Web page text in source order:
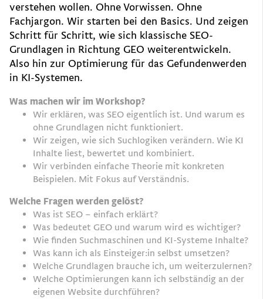
verstehen wollen. Ohne Vorwissen. Ohne
Fachjargon. Wir starten bei den Basics. Und zeigen
Schritt für Schritt, wie sich klassische SEO-
Grundlagen in Richtung GEO weiterentwickeln.
Also hin zur Optimierung für das Gefundenwerden
in KI-Systemen.
Was machen wir im Workshop?
Wir erklären, was SEO eigentlich ist. Und warum es
ohne Grundlagen nicht funktioniert.
Wir zeigen, wie sich Suchlogiken verändern. Wie KI
Inhalte liest, bewertet und kombiniert.
Wir verbinden einfache Theorie mit konkreten
Beispielen. Mit Fokus auf Verständnis.
Welche Fragen werden gelöst?
Was ist SEO – einfach erklärt?
Was bedeutet GEO und warum wird es wichtiger?
Wie finden Suchmaschinen und KI-Systeme Inhalte?
Was kann ich als Einsteiger:in selbst umsetzen?
Welche Grundlagen brauche ich, um weiterzulernen?
Welche Optimierungen kann ich selbständig an der
eigenen Website durchführen?